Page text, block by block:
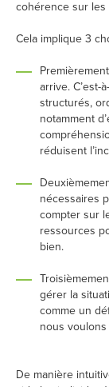
cohérence sur les
Cela implique 3
arrive. C’est-
structurés,
notamment
réduisent
nécessaires
compter sur
ressources
bien.
gérer la
comme un
nous
De manière